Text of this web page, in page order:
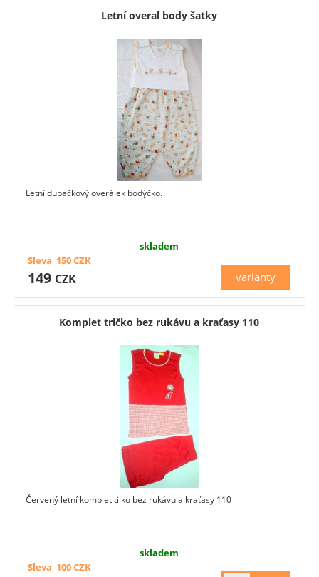
Letní overal body šatky
Letní dupačkový overálek bodýčko.
skladem
varianty
149 CZK
Sleva 150CZK
Komplet tričko bez rukávu a kraťasy 110
Červený letní komplet tilko bez rukávu a kraťasy 110
skladem
Sleva 100CZK